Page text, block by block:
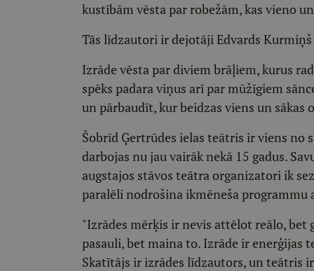
kustībām vēsta par robežām, kas vieno
Tās līdzautori ir dejotāji Edvards
Izrāde vēsta par diviem brāļiem, kurus
spēks padara viņus arī par mūžīgiem
un pārbaudīt, kur beidzas viens un sākas
Šobrīd Ģertrūdes ielas teātris ir viens no
darbojas nu jau vairāk nekā 15 gadus.
augstajos stāvos teātra organizatori ik
paralēli nodrošina ikmēneša programmu
"Izrādes mērķis ir nevis attēlot reālo,
pasauli, bet maina to. Izrāde ir enerģijas
Skatītājs ir izrādes līdzautors, un teātris